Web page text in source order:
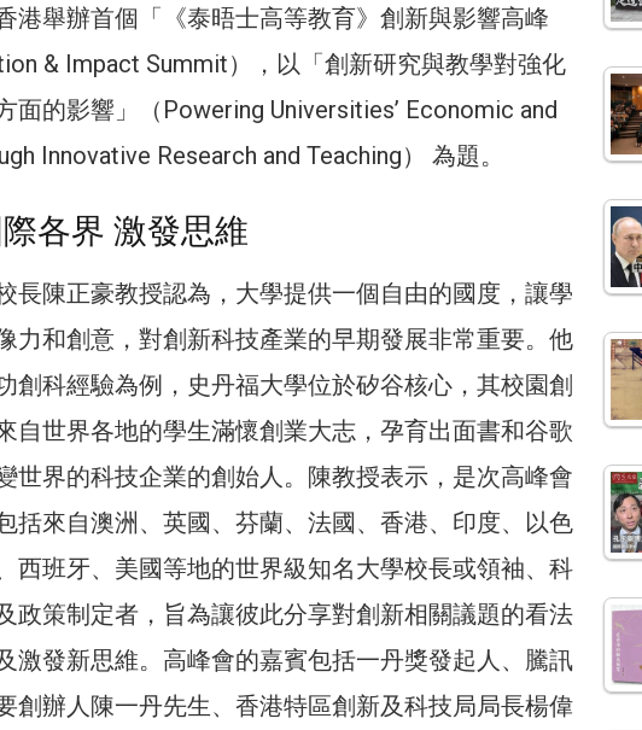
港舉辦首個「《泰晤士高等教育》創新與影響高峰
& Impact Summit），以「創新研究與教學對強化
面的影響」（Powering Universities’ Economic and
Innovative Research and Teaching） 為題。
各界 激發思維
長陳正豪教授認為，大學提供一個自由的國度，讓學
力和創意，對創新科技產業的早期發展非常重要。他
創科經驗為例，史丹福大學位於矽谷核心，其校園創
自世界各地的學生滿懷創業大志，孕育出面書和谷歌
世界的科技企業的創始人。陳教授表示，是次高峰會
括來自澳洲、英國、芬蘭、法國、香港、印度、以色
西班牙、美國等地的世界級知名大學校長或領袖、科
政策制定者，旨為讓彼此分享對創新相關議題的看法
激發新思維。高峰會的嘉賓包括一丹獎發起人、騰訊
創辦人陳一丹先生、香港特區創新及科技局局長楊偉